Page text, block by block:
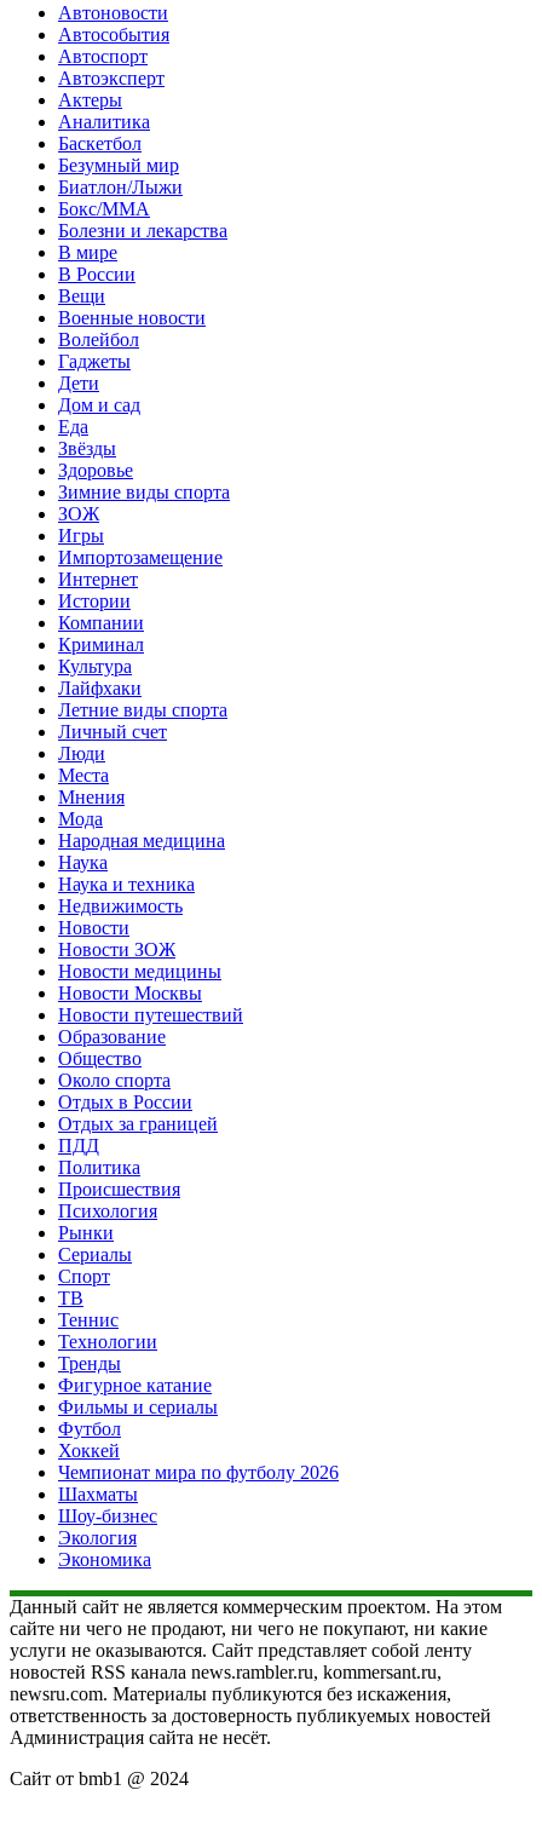
Автоновости
Автособытия
Автоспорт
Автоэксперт
Актеры
Аналитика
Баскетбол
Безумный мир
Биатлон/Лыжи
Бокс/MMA
Болезни и лекарства
В мире
В России
Вещи
Военные новости
Волейбол
Гаджеты
Дети
Дом и сад
Еда
Звёзды
Здоровье
Зимние виды спорта
ЗОЖ
Игры
Импортозамещение
Интернет
Истории
Компании
Криминал
Культура
Лайфхаки
Летние виды спорта
Личный счет
Люди
Места
Мнения
Мода
Народная медицина
Наука
Наука и техника
Недвижимость
Новости
Новости ЗОЖ
Новости медицины
Новости Москвы
Новости путешествий
Образование
Общество
Около спорта
Отдых в России
Отдых за границей
ПДД
Политика
Происшествия
Психология
Рынки
Сериалы
Спорт
ТВ
Теннис
Технологии
Тренды
Фигурное катание
Фильмы и сериалы
Футбол
Хоккей
Чемпионат мира по футболу 2026
Шахматы
Шоу-бизнес
Экология
Экономика
Данный сайт не является коммерческим проектом. На этом
сайте ни чего не продают, ни чего не покупают, ни какие
услуги не оказываются. Сайт представляет собой ленту
новостей RSS канала news.rambler.ru, kommersant.ru,
newsru.com. Материалы публикуются без искажения,
ответственность за достоверность публикуемых новостей
Администрация сайта не несёт.
Сайт от bmb1 @ 2024